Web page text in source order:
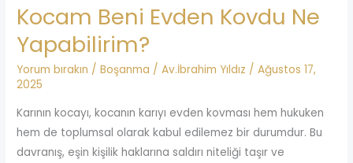
Kocam Beni Evden Kovdu Ne
Yapabilirim?
Yorum bırakın /Boşanma /Av.İbrahim Yıldız /Ağustos 17,
2025
Karının kocayı, kocanın karıyı evden kovması hem hukuken
hem de toplumsal olarak kabul edilemez bir durumdur. Bu
davranış, eşin kişilik haklarına saldırı niteliği taşır ve